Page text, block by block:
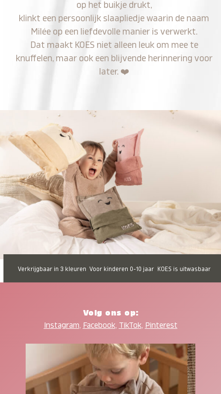
op het buikje drukt,
klinkt een persoonlijk slaapliedje waarin de naam
Milée op een liefdevolle manier is verwerkt.
Dat maakt KOES niet alleen leuk om mee te
knuffelen, maar ook een blijvende herinnering voor
later. ❤️
Verkrijgbaar in 3 kleuren Voor kinderen 0-10 jaar KOES is uitwasbaar
Volg ons op:
Instagram, Facebook, TikTok, Pinterest